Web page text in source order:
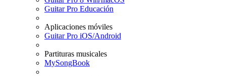
Guitar Pro Educación
Aplicaciones móviles
Guitar Pro iOS/Android
Partituras musicales
MySongBook